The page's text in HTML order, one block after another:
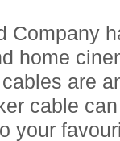
Company
home
are
cable
your